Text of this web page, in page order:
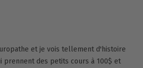
et je vois tellement d'histoire
prennent des petits cours à 100$ et